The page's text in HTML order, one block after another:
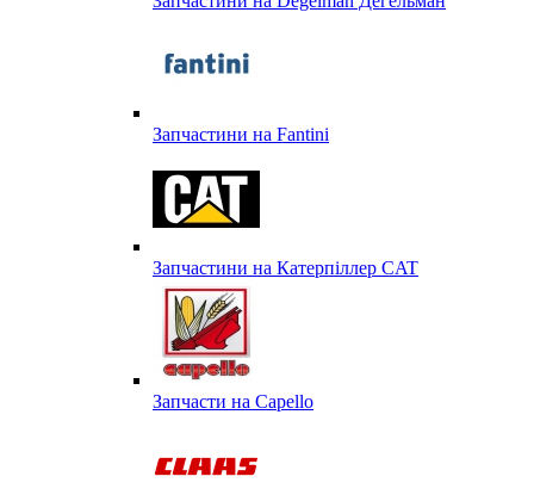
Запчастини на Fantini
Запчастини на Катерпіллер CAT
Запчасти на Capello